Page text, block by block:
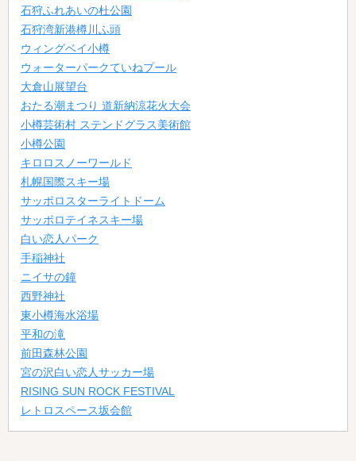
石狩ふれあいの杜公園
石狩湾新港樽川ふ頭
ウィングベイ小樽
ウォーターパークていねプール
大倉山展望台
おたる潮まつり 道新納涼花火大会
小樽芸術村 ステンドグラス美術館
小樽公園
キロロスノーワールド
札幌国際スキー場
サッポロスターライトドーム
サッポロテイネスキー場
白い恋人パーク
手稲神社
ニイサの鐘
西野神社
東小樽海水浴場
平和の滝
前田森林公園
宮の沢白い恋人サッカー場
RISING SUN ROCK FESTIVAL
レトロスペース坂会館